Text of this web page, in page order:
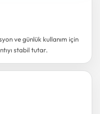
ve günlük kullanım için
stabil tutar.